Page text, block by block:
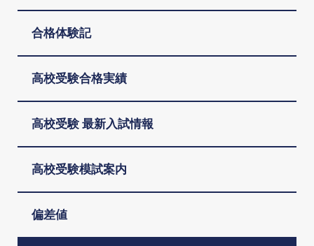
合格体験記
高校受験合格実績
高校受験 最新入試情報
高校受験模試案内
偏差値